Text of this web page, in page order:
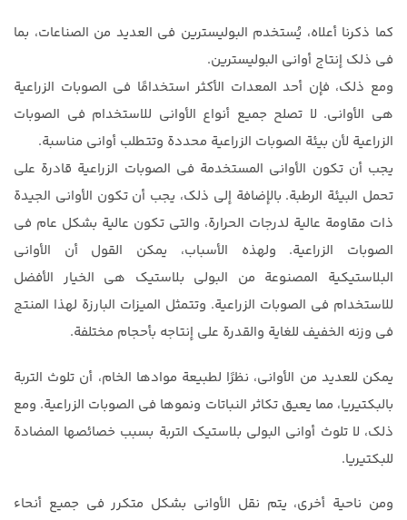
كما ذكرنا أعلاه، يُستخدم البوليسترين في العديد من الصناعات، بما
في ذلك إنتاج أواني البوليسترين.
ومع ذلك، فإن أحد المعدات الأكثر استخدامًا في الصوبات الزراعية
هي الأواني. لا تصلح جميع أنواع الأواني للاستخدام في الصوبات
الزراعية لأن بيئة الصوبات الزراعية محددة وتتطلب أواني مناسبة.
يجب أن تكون الأواني المستخدمة في الصوبات الزراعية قادرة على
تحمل البيئة الرطبة. بالإضافة إلى ذلك، يجب أن تكون الأواني الجيدة
ذات مقاومة عالية لدرجات الحرارة، والتي تكون عالية بشكل عام في
الصوبات الزراعية. ولهذه الأسباب، يمكن القول أن الأواني
البلاستيكية المصنوعة من البولي بلاستيك هي الخيار الأفضل
للاستخدام في الصوبات الزراعية. وتتمثل الميزات البارزة لهذا المنتج
في وزنه الخفيف للغاية والقدرة على إنتاجه بأحجام مختلفة.
يمكن للعديد من الأواني، نظرًا لطبيعة موادها الخام، أن تلوث التربة
بالبكتيريا، مما يعيق تكاثر النباتات ونموها في الصوبات الزراعية. ومع
ذلك، لا تلوث أواني البولي بلاستيك التربة بسبب خصائصها المضادة
للبكتيريا.
ومن ناحية أخرى، يتم نقل الأواني بشكل متكرر في جميع أنحاء